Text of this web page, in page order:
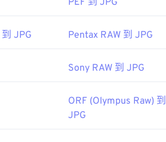
从图像中选择颜色
PEF 到 JPG
JPG Pentax RAW 到 JPG
Sony RAW 到 JPG
ORF (Olympus Raw) 到
JPG